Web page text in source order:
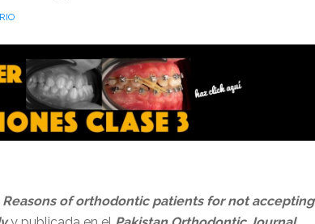
Reasons of orthodontic patients for not accepting